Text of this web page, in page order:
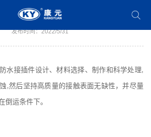
与材料耐腐蚀性的关系
发布时间：2022/5/31
水接插件设计、材料选择、制作和科学处理,
,然后坚持高质量的接触表面无缺性，并尽量
倒运条件下。